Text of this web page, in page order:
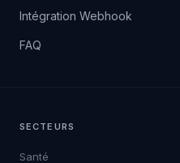
Intégration Webhook
FAQ
SECTEURS
Santé